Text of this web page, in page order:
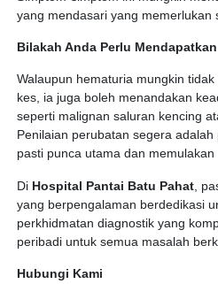
yang mendasari yang memerlukan
Bilakah Anda Perlu
Walaupun hematuria mungkin
kes, ia juga boleh menandakan
seperti malignan saluran kencing
Penilaian perubatan segera
pasti punca utama dan
Di Hospital Pantai Batu Pahat,
yang berpengalaman berdedikasi
perkhidmatan diagnostik yang
peribadi untuk semua masalah
Hubungi Kami